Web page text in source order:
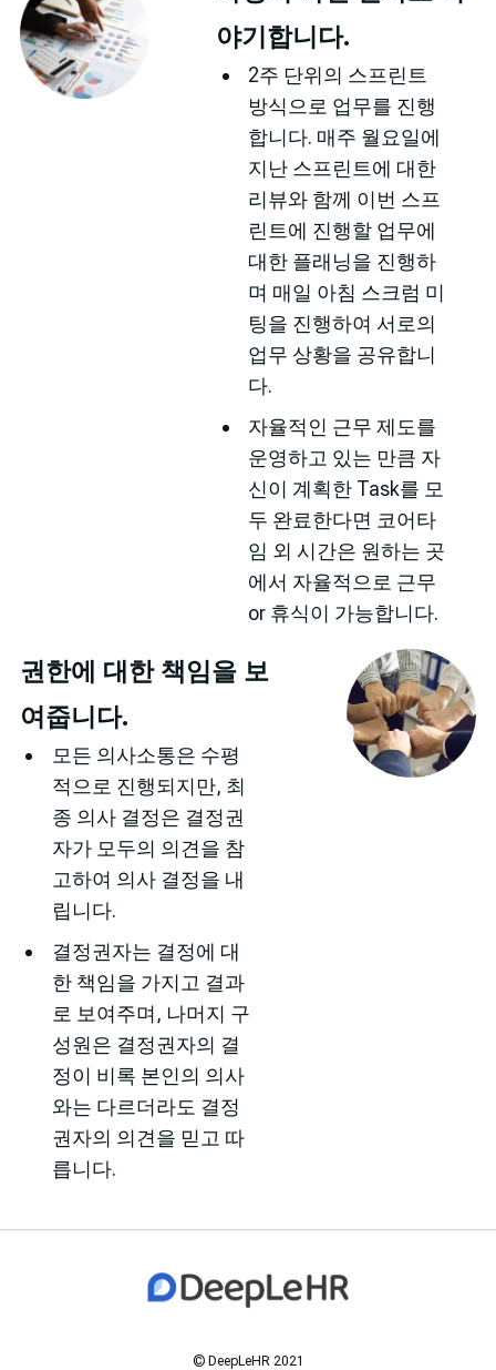
야기합니다.
2주 단위의 스프린트
방식으로 업무를 진행
합니다. 매주 월요일에
지난 스프린트에 대한
리뷰와 함께 이번 스프
린트에 진행할 업무에
대한 플래닝을 진행하
며 매일 아침 스크럼 미
팅을 진행하여 서로의
업무 상황을 공유합니
다.
자율적인 근무 제도를
운영하고 있는 만큼 자
신이 계획한 Task를 모
두 완료한다면 코어타
임 외 시간은 원하는 곳
에서 자율적으로 근무
or 휴식이 가능합니다.
권한에 대한 책임을 보
여줍니다.
모든 의사소통은 수평
적으로 진행되지만, 최
종 의사 결정은 결정권
자가 모두의 의견을 참
고하여 의사 결정을 내
립니다.
결정권자는 결정에 대
한 책임을 가지고 결과
로 보여주며, 나머지 구
성원은 결정권자의 결
정이 비록 본인의 의사
와는 다르더라도 결정
권자의 의견을 믿고 따
릅니다.
© DeepLeHR 2021